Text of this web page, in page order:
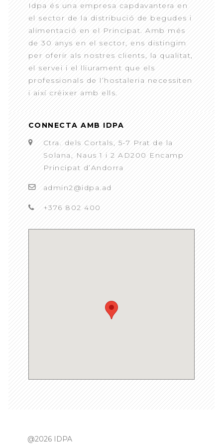
Idpa és una empresa capdavantera en
el sector de la distribució de begudes i
alimentació en el Principat. Amb més
de 30 anys en el sector, ens distingim
per oferir als nostres clients, la qualitat,
el servei i el lliurament que els
professionals de l’hostaleria necessiten
i així créixer amb ells.
CONNECTA AMB IDPA
Ctra. dels Cortals, 5-7 Prat de la
Solana, Naus 1 i 2 AD200 Encamp
Principat d’Andorra
admin2@idpa.ad
+376 802 400
@2026 IDPA